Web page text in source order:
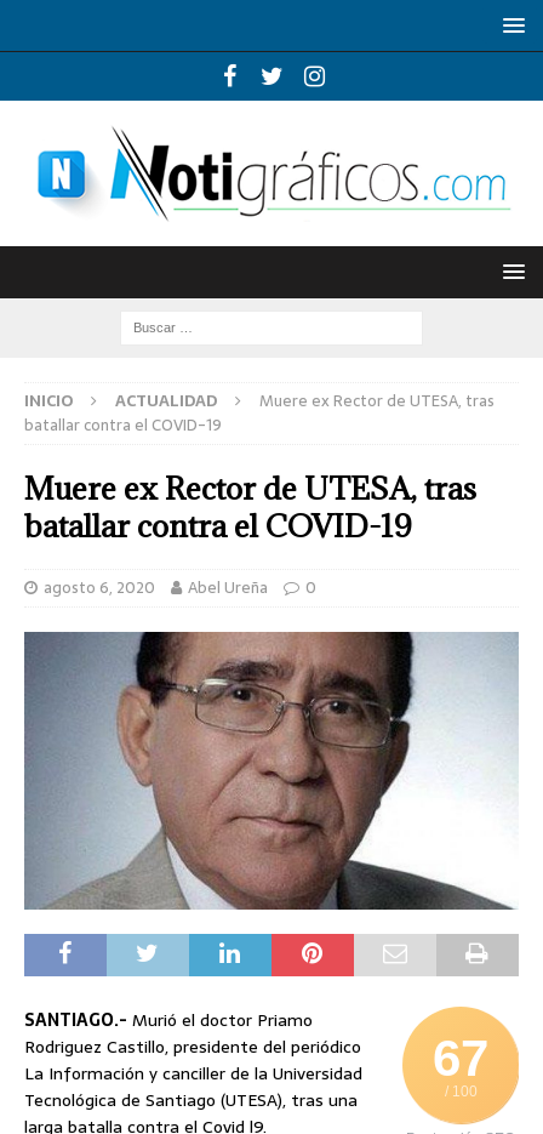
INICIO ACTUALIDAD
Muere ex Rector de UTESA, tras
batallar contra el COVID-19
Muere ex Rector de UTESA, tras
batallar contra el COVID-19
agosto 6, 2020 Abel Ureña 0
67
/ 100
SANTIAGO.- Murió el doctor Priamo
Rodriguez Castillo, presidente del periódico
La Información y canciller de la Universidad
Tecnológica de Santiago (UTESA), tras una
larga batalla contra el Covid l9.